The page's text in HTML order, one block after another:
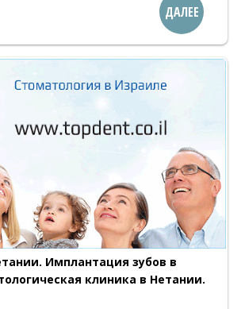
ДАЛЕЕ
Имплантация зубов в
клиника в Нетании.